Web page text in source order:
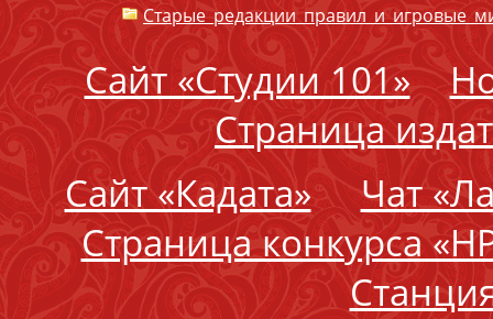
Сайт «Студии 101»
Страница
Сайт «Кадата»
Чат
Страница конкурса